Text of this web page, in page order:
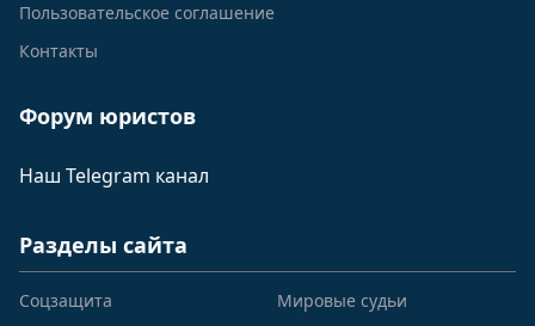
Пользовательское соглашение
Контакты
Форум юристов
Наш Telegram канал
Разделы сайта
Соцзащита
Мировые судьи